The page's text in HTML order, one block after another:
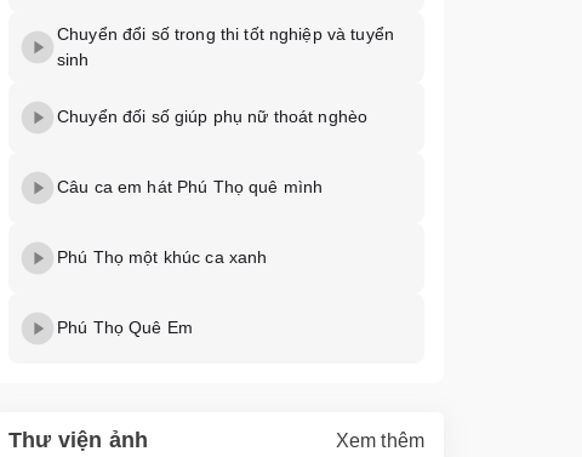
Chuyển đổi số trong thi tốt nghiệp và tuyển
sinh
Chuyển đối số giúp phụ nữ thoát nghèo
Câu ca em hát Phú Thọ quê mình
Phú Thọ một khúc ca xanh
Phú Thọ Quê Em
Thư viện ảnh Xem thêm